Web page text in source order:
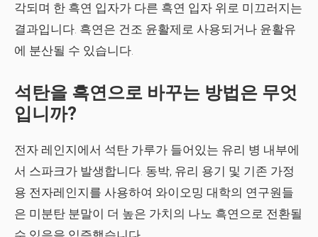
각되며 한 흑연 입자가 다른 흑연 입자 위로 미끄러지는
결과입니다. 흑연은 건조 윤활제로 사용되거나 윤활유
에 분산될 수 있습니다.
석탄을 흑연으로 바꾸는 방법은 무엇
입니까?
전자 레인지에서 석탄 가루가 들어있는 유리 병 내부에
서 스파크가 발생합니다. 동박, 유리 용기 및 기존 가정
용 전자레인지를 사용하여 와이오밍 대학의 연구원들
은 미분탄 분말이 더 높은 가치의 나노 흑연으로 전환될